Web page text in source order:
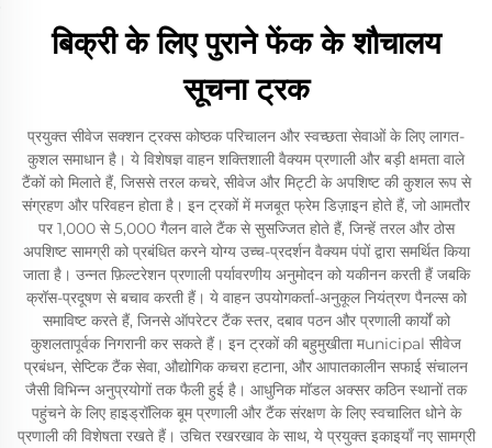
बिक्री के लिए पुराने फेंक के शौचालय
सूचना ट्रक
प्रयुक्त सीवेज सक्शन ट्रक्स कोष्ठक परिचालन और स्वच्छता सेवाओं के लिए लागत-
कुशल समाधान है। ये विशेषज्ञ वाहन शक्तिशाली वैक्यम प्रणाली और बड़ी क्षमता वाले
टैंकों को मिलाते हैं, जिससे तरल कचरे, सीवेज और मिट्टी के अपशिष्ट की कुशल रूप से
संग्रहण और परिवहन होता है। इन ट्रकों में मजबूत फ्रेम डिज़ाइन होते हैं, जो आमतौर
पर 1,000 से 5,000 गैलन वाले टैंक से सुसज्जित होते हैं, जिन्हें तरल और ठोस
अपशिष्ट सामग्री को प्रबंधित करने योग्य उच्च-प्रदर्शन वैक्यम पंपों द्वारा समर्थित किया
जाता है। उन्नत फ़िल्टरेशन प्रणाली पर्यावरणीय अनुमोदन को यकीनन करती हैं जबकि
क्रॉस-प्रदूषण से बचाव करती हैं। ये वाहन उपयोगकर्ता-अनुकूल नियंत्रण पैनल्स को
समाविष्ट करते हैं, जिनसे ऑपरेटर टैंक स्तर, दबाव पठन और प्रणाली कार्यों को
कुशलतापूर्वक निगरानी कर सकते हैं। इन ट्रकों की बहुमुखीता मunicipal सीवेज
प्रबंधन, सेप्टिक टैंक सेवा, औद्योगिक कचरा हटाना, और आपातकालीन सफाई संचालन
जैसी विभिन्न अनुप्रयोगों तक फैली हुई है। आधुनिक मॉडल अक्सर कठिन स्थानों तक
पहुंचने के लिए हाइड्रॉलिक बूम प्रणाली और टैंक संरक्षण के लिए स्वचालित धोने के
प्रणाली की विशेषता रखते हैं। उचित रखरखाव के साथ, ये प्रयुक्त इकाइयाँ नए सामग्री